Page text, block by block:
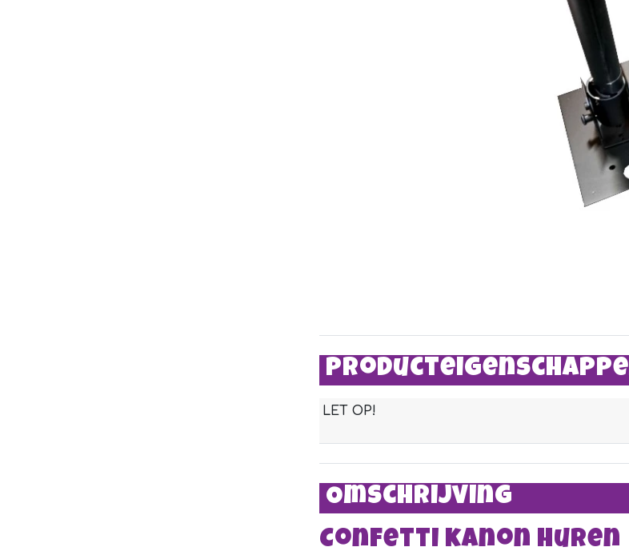
LET OP!
Omschrijving
Confetti kanon huren